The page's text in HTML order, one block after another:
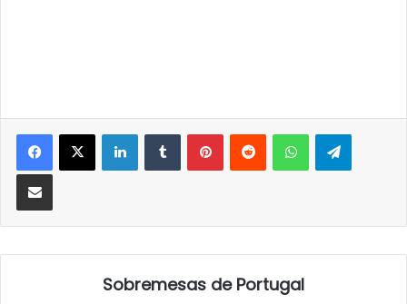
LinkedInTumblrPinterestReddit WhatsApp
Partilhar Via Email
Sobremesas de Portugal